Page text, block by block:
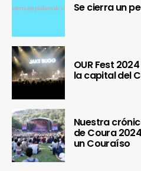
Se cierra un
OUR Fest
la capital del
Nuestra
de Coura
un Couraíso